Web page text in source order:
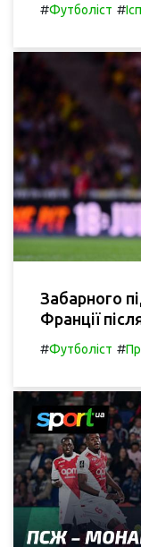
#Футболіст #
Забарного
Франції
#Футболіст #